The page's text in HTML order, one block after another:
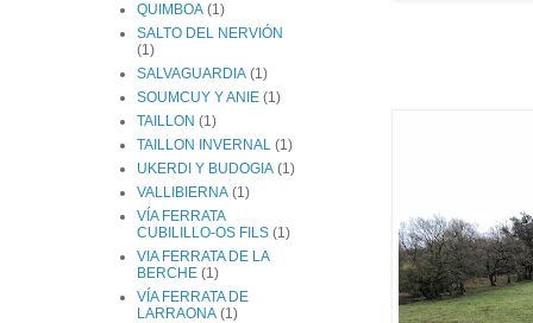
QUIMBOA (1)
SALTO DEL NERVIÓN
(1)
SALVAGUARDIA (1)
SOUMCUY Y ANIE (1)
TAILLON (1)
TAILLON INVERNAL (1)
UKERDI Y BUDOGIA (1)
VALLIBIERNA (1)
VÍA FERRATA
CUBILILLO-OS FILS (1)
VIA FERRATA DE LA
BERCHE (1)
VÍA FERRATA DE
LARRAONA (1)